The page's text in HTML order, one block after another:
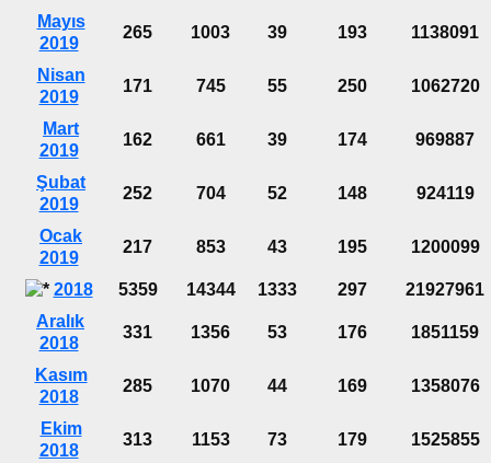
Mayıs
2019
265 1003 39 193 1138091
Nisan
2019
171 745 55 250 1062720
Mart
2019
162 661 39 174 969887
Şubat
2019
252 704 52 148 924119
Ocak
2019
217 853 43 195 1200099
2018 5359 14344 1333 297
21927961
Aralık
2018
331 1356 53 176 1851159
Kasım
2018
285 1070 44 169 1358076
Ekim
2018
313 1153 73 179 1525855